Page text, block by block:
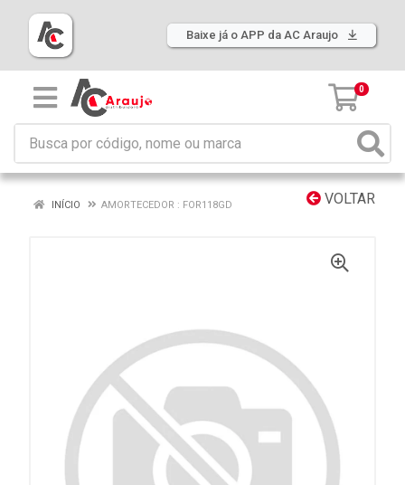
Baixe já o APP da AC Araujo
0
VOLTAR
INÍCIO AMORTECEDOR : FOR118GD